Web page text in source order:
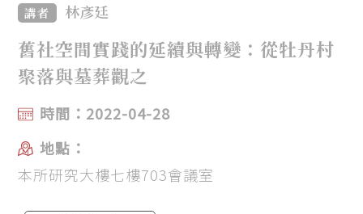
講者 林彥廷
舊社空間實踐的延續與轉變：從牡丹村
聚落與墓葬觀之
時間：2022-04-28
地點：
本所研究大樓七樓703會議室